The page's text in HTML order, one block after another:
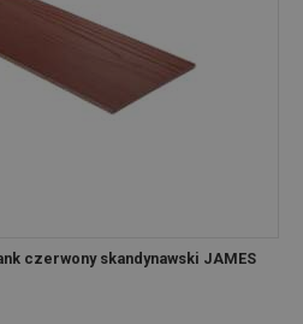
czerwony skandynawski JAMES